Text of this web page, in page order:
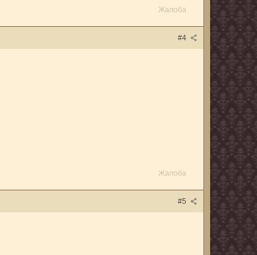
Жалоба
#4
Жалоба
#5